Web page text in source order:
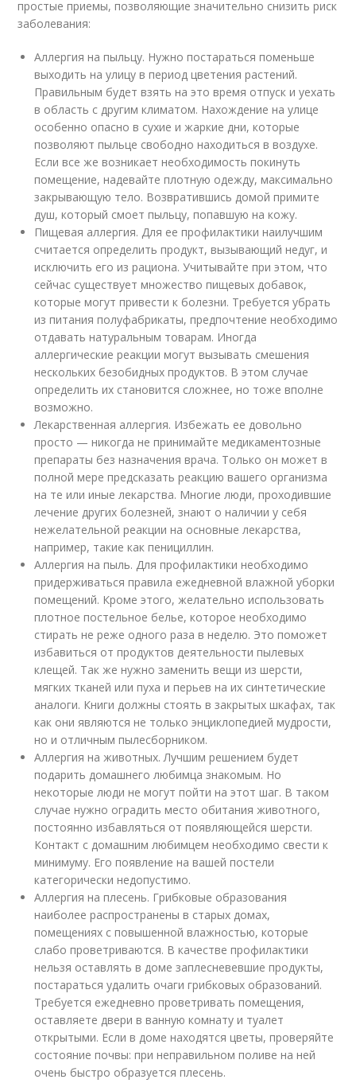
простые приемы, позволяющие значительно снизить риск
заболевания:
Аллергия на пыльцу. Нужно постараться поменьше
выходить на улицу в период цветения растений.
Правильным будет взять на это время отпуск и уехать
в область с другим климатом. Нахождение на улице
особенно опасно в сухие и жаркие дни, которые
позволяют пыльце свободно находиться в воздухе.
Если все же возникает необходимость покинуть
помещение, надевайте плотную одежду, максимально
закрывающую тело. Возвратившись домой примите
душ, который смоет пыльцу, попавшую на кожу.
Пищевая аллергия. Для ее профилактики наилучшим
считается определить продукт, вызывающий недуг, и
исключить его из рациона. Учитывайте при этом, что
сейчас существует множество пищевых добавок,
которые могут привести к болезни. Требуется убрать
из питания полуфабрикаты, предпочтение необходимо
отдавать натуральным товарам. Иногда
аллергические реакции могут вызывать смешения
нескольких безобидных продуктов. В этом случае
определить их становится сложнее, но тоже вполне
возможно.
Лекарственная аллергия. Избежать ее довольно
просто — никогда не принимайте медикаментозные
препараты без назначения врача. Только он может в
полной мере предсказать реакцию вашего организма
на те или иные лекарства. Многие люди, проходившие
лечение других болезней, знают о наличии у себя
нежелательной реакции на основные лекарства,
например, такие как пенициллин.
Аллергия на пыль. Для профилактики необходимо
придерживаться правила ежедневной влажной уборки
помещений. Кроме этого, желательно использовать
плотное постельное белье, которое необходимо
стирать не реже одного раза в неделю. Это поможет
избавиться от продуктов деятельности пылевых
клещей. Так же нужно заменить вещи из шерсти,
мягких тканей или пуха и перьев на их синтетические
аналоги. Книги должны стоять в закрытых шкафах, так
как они являются не только энциклопедией мудрости,
но и отличным пылесборником.
Аллергия на животных. Лучшим решением будет
подарить домашнего любимца знакомым. Но
некоторые люди не могут пойти на этот шаг. В таком
случае нужно оградить место обитания животного,
постоянно избавляться от появляющейся шерсти.
Контакт с домашним любимцем необходимо свести к
минимуму. Его появление на вашей постели
категорически недопустимо.
Аллергия на плесень. Грибковые образования
наиболее распространены в старых домах,
помещениях с повышенной влажностью, которые
слабо проветриваются. В качестве профилактики
нельзя оставлять в доме заплесневевшие продукты,
постараться удалить очаги грибковых образований.
Требуется ежедневно проветривать помещения,
оставляете двери в ванную комнату и туалет
открытыми. Если в доме находятся цветы, проверяйте
состояние почвы: при неправильном поливе на ней
очень быстро образуется плесень.